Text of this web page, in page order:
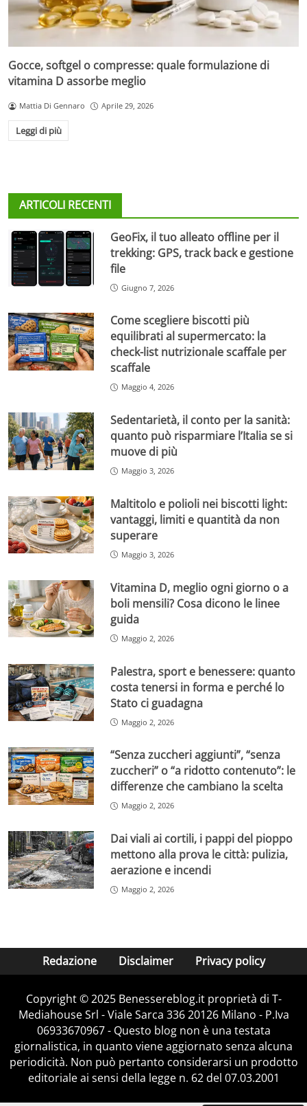
Gocce, softgel o compresse: quale formulazione di
vitamina D assorbe meglio
Mattia Di Gennaro Aprile 29, 2026
Leggi di più
ARTICOLI RECENTI
GeoFix, il tuo alleato offline per il
trekking: GPS, track back e gestione
file
Giugno 7, 2026
Come scegliere biscotti più
equilibrati al supermercato: la
check-list nutrizionale scaffale per
scaffale
Maggio 4, 2026
Sedentarietà, il conto per la sanità:
quanto può risparmiare l’Italia se si
muove di più
Maggio 3, 2026
Maltitolo e polioli nei biscotti light:
vantaggi, limiti e quantità da non
superare
Maggio 3, 2026
Vitamina D, meglio ogni giorno o a
boli mensili? Cosa dicono le linee
guida
Maggio 2, 2026
Palestra, sport e benessere: quanto
costa tenersi in forma e perché lo
Stato ci guadagna
Maggio 2, 2026
“Senza zuccheri aggiunti”, “senza
zuccheri” o “a ridotto contenuto”: le
differenze che cambiano la scelta
Maggio 2, 2026
Dai viali ai cortili, i pappi del pioppo
mettono alla prova le città: pulizia,
aerazione e incendi
Maggio 2, 2026
Redazione Disclaimer Privacy policy
Copyright © 2025 Benessereblog.it proprietà di T-
Mediahouse Srl - Viale Sarca 336 20126 Milano - P.Iva
06933670967 - Questo blog non è una testata
giornalistica, in quanto viene aggiornato senza alcuna
periodicità. Non può pertanto considerarsi un prodotto
editoriale ai sensi della legge n. 62 del 07.03.2001